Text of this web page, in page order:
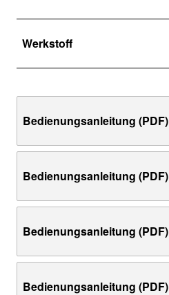
Werkstoff
Bedienungsanleitung (PDF)
Bedienungsanleitung (PDF)
Bedienungsanleitung (PDF)
Bedienungsanleitung (PDF)